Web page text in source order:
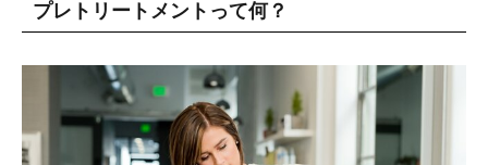
プレトリートメントって何？